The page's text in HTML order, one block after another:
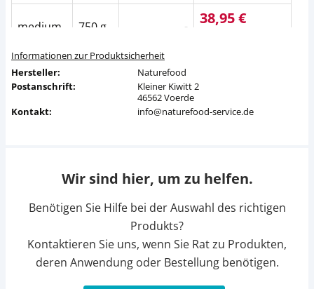
medium 750 g - 38,95 €
medium
verfügbar
small
158,00 € /
3,95 €
kg
UVP6,99 €
small 95 g 94,21 € / kg 8,95 €
small 200 g 69,75 € / kg 13,95 €
UVP16,49 €
Informationen zur Produktsicherheit
Hersteller:
Naturefood
Postanschrift:
Kleiner Kiwitt 2
46562 Voerde
Kontakt:
info@naturefood-service.de
Wir sind hier, um zu helfen.
Benötigen Sie Hilfe bei der Auswahl des richtigen
Produkts?
Kontaktieren Sie uns, wenn Sie Rat zu Produkten,
deren Anwendung oder Bestellung benötigen.